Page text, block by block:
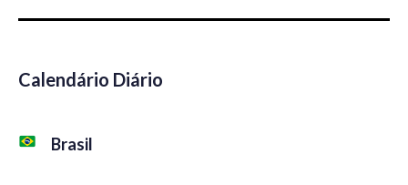
Calendário Diário
Brasil